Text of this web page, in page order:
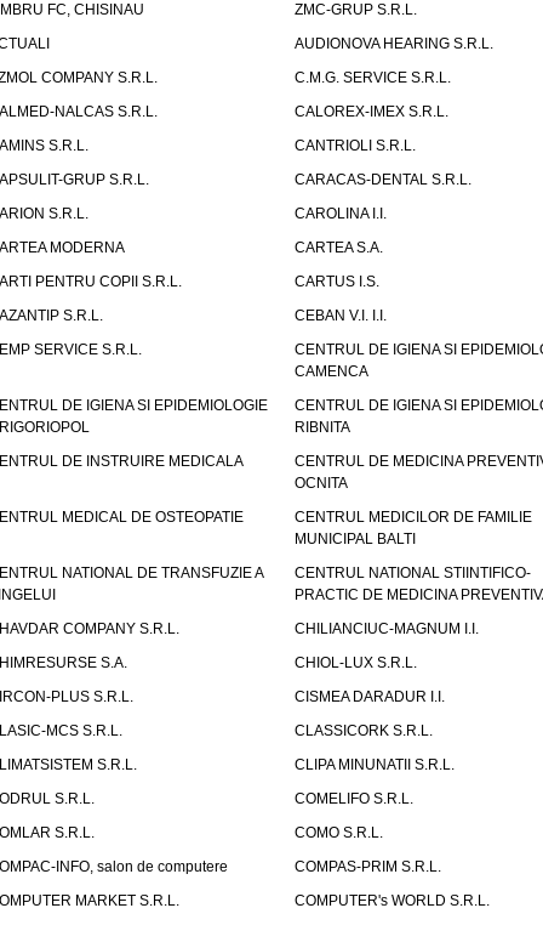
FC, CHISINAU
ZMC-GRUP S.R.L.
AUDIONOVA HEARING S.R.L.
COMPANY S.R.L.
C.M.G. SERVICE S.R.L.
NALCAS S.R.L.
CALOREX-IMEX S.R.L.
S.R.L.
CANTRIOLI S.R.L.
GRUP S.R.L.
CARACAS-DENTAL S.R.L.
S.R.L.
CAROLINA I.I.
MODERNA
CARTEA S.A.
PENTRU COPII S.R.L.
CARTUS I.S.
S.R.L.
CEBAN V.I. I.I.
SERVICE S.R.L.
CENTRUL DE IGIENA SI
CAMENCA
DE IGIENA SI EPIDEMIOLOGIE
CENTRUL DE IGIENA SI
RIBNITA
DE INSTRUIRE MEDICALA
CENTRUL DE MEDICINA
OCNITA
MEDICAL DE OSTEOPATIE
CENTRUL MEDICILOR DE FAMILIE
MUNICIPAL BALTI
NATIONAL DE TRANSFUZIE A
CENTRUL NATIONAL STIINTIFICO-
PRACTIC DE MEDICINA
COMPANY S.R.L.
CHILIANCIUC-MAGNUM I.I.
S.A.
CHIOL-LUX S.R.L.
PLUS S.R.L.
CISMEA DARADUR I.I.
MCS S.R.L.
CLASSICORK S.R.L.
S.R.L.
CLIPA MINUNATII S.R.L.
S.R.L.
COMELIFO S.R.L.
S.R.L.
COMO S.R.L.
INFO, salon de computere
COMPAS-PRIM S.R.L.
MARKET S.R.L.
COMPUTER's WORLD S.R.L.